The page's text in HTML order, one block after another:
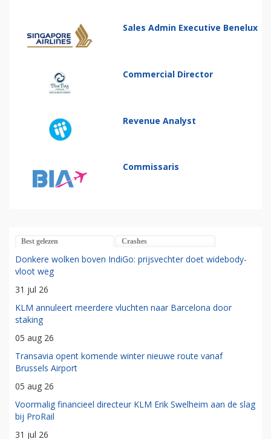
Sales Admin Executive Benelux
Commercial Director
Revenue Analyst
Commissaris
Best gelezen Crashes
Donkere wolken boven IndiGo: prijsvechter doet widebody-
vloot weg
31 jul 26
KLM annuleert meerdere vluchten naar Barcelona door
staking
05 aug 26
Transavia opent komende winter nieuwe route vanaf
Brussels Airport
05 aug 26
Voormalig financieel directeur KLM Erik Swelheim aan de slag
bij ProRail
31 jul 26